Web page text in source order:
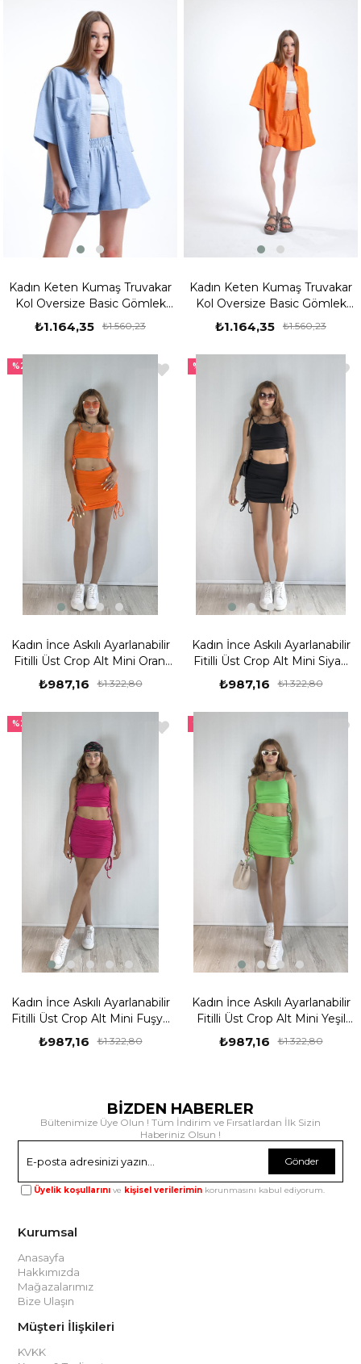
Kadın Keten Kumaş Truvakar
Kol Oversize Basic Gömlek
Şort Mavi İkili Takım
₺1.164,35 ₺1.560,23
Kadın Keten Kumaş Truvakar
Kol Oversize Basic Gömlek
Şort Turuncu İkili Takım
₺1.164,35 ₺1.560,23
Kadın İnce Askılı Ayarlanabilir
Fitilli Üst Crop Alt Mini Oranj
Etekli Takım
₺987,16 ₺1.322,80
%25
Kadın İnce Askılı Ayarlanabilir
Fitilli Üst Crop Alt Mini Siyah
Etekli Takım
₺987,16 ₺1.322,80
%25
Kadın İnce Askılı Ayarlanabilir
Fitilli Üst Crop Alt Mini Fuşya
Etekli Takım
₺987,16 ₺1.322,80
%25
Kadın İnce Askılı Ayarlanabilir
Fitilli Üst Crop Alt Mini Yeşil
Etekli Takım
₺987,16 ₺1.322,80
%25
BİZDEN HABERLER
Bültenimize Üye Olun ! Tüm İndirim ve Fırsatlardan İlk Sizin
Haberiniz Olsun !
Gönder
Üyelik koşullarını ve kişisel verilerimin korunmasını kabul ediyorum.
Kurumsal
Anasayfa
Hakkımızda
Mağazalarımız
Bize Ulaşın
Müşteri İlişkileri
KVKK